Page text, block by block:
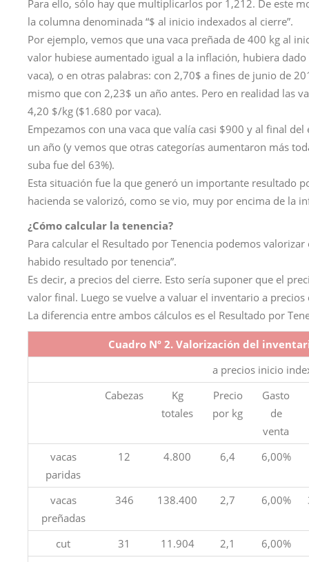
Para ello, sólo hay que multiplicarlos por 1,212. De este
la columna denominada “$ al inicio indexados al cierre”.
Por ejemplo, vemos que una vaca preñada de 400 kg al
valor hubiese aumentado igual a la inflación, hubiera
vaca), o en otras palabras: con 2,70$ a fines de junio de
mismo que con 2,23$ un año antes. Pero en realidad las
4,20 $/kg ($1.680 por vaca).
Empezamos con una vaca que valía casi $900 y al final
un año (y vemos que otras categorías aumentaron más
suba fue del 63%).
Esta situación fue la que generó un importante resultado
hacienda se valorizó, como se vio, muy por encima de la
¿Cómo calcular la tenencia?
Para calcular el Resultado por Tenencia podemos
habido resultado por tenencia”.
Es decir, a precios del cierre. Esto sería suponer que el
valor final. Luego se vuelve a valuar el inventario a
La diferencia entre ambos cálculos es el Resultado por
Cuadro Nº 2. Valorización del
a precios inicio
Cabezas
Kg
totales
Precio
por kg
Gasto
de
venta
vacas
paridas
12 4.800 6,4 6,00%
vacas
preñadas
346 138.400 2,7 6,00%
cut 31 11.904 2,1
6,00%